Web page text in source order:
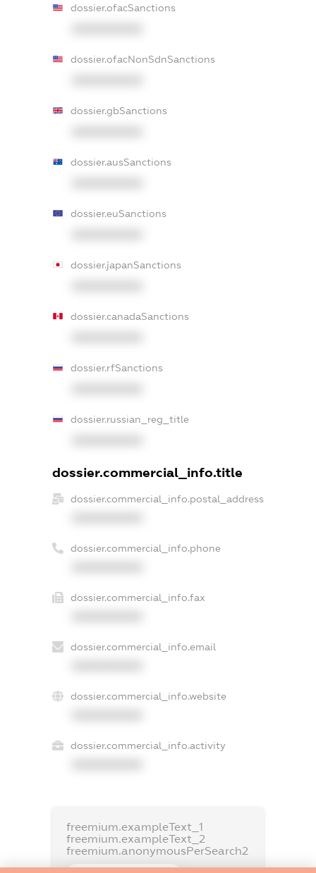
dossier.ofacSanctions
dossier.ofacNonSdnSanctions
dossier.gbSanctions
dossier.ausSanctions
dossier.euSanctions
dossier.japanSanctions
dossier.canadaSanctions
dossier.rfSanctions
dossier.russian_reg_title
dossier.commercial_info.title
dossier.commercial_info.postal_address
dossier.commercial_info.phone
dossier.commercial_info.fax
dossier.commercial_info.email
dossier.commercial_info.website
dossier.commercial_info.activity
freemium.exampleText_1
freemium.exampleText_2
freemium.anonymousPerSearch2